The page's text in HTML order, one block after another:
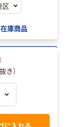
庫商品
き）